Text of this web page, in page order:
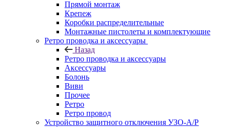
Прямой монтаж
Крепеж
Коробки распределительные
Монтажные пистолеты и комплектующие
Ретро проводка и аксессуары
Назад
Ретро проводка и аксессуары
Аксессуары
Болонь
Виви
Прочее
Ретро
Ретро провод
Устройство защитного отключения УЗО-А/Р